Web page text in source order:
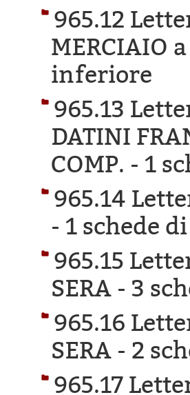
965.12
MERCIAIO
inferiore
965.13
DATINI
COMP. - 1
965.14
- 1 schede
965.15
SERA - 3
965.16
SERA - 2
965.17